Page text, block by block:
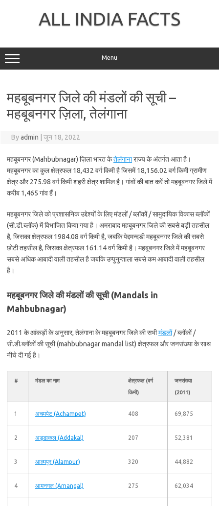
ALL INDIA FACTS
Menu
महबूबनगर जिले की मंडलों की सूची –
महबूबनगर ज़िला, तेलंगाना
Byadmin जून 18, 2022
महबूबनगर (Mahbubnagar) ज़िला भारत केतेलंगानाराज्य के अंतर्गत आता है।
महबूबनगर का कुल क्षेत्रफल 18,432 वर्ग किमी है जिसमें 18,156.02 वर्ग किमी ग्रामीण
क्षेत्र और 275.98 वर्ग किमी शहरी क्षेत्र शामिल है। गांवों की बात करें तो महबूबनगर जिले में
करीब 1,465 गांव हैं।
महबूबनगर जिले को प्रशासनिक उद्देश्यों के लिए मंडलों / ब्लॉकों / सामुदायिक विकास ब्लॉकों
(सी.डी.ब्लॉक) में विभाजित किया गया है। अमराबाद महबूबनगर जिले की सबसे बड़ी तहसील
है, जिसका क्षेत्रफल 1984.08 वर्ग किमी है, जबकि पेद्दमन्दडी महबूबनगर जिले की सबसे
छोटी तहसील है, जिसका क्षेत्रफल 161.14 वर्ग किमी है। महबूबनगर जिले में महबूबनगर
सबसे अधिक आबादी वाली तहसील है जबकि उप्पुनुन्ताला सबसे कम आबादी वाली तहसील
है।
महबूबनगर जिले की मंडलों की सूची (Mandals in
Mahbubnagar)
2011 के आंकड़ों के अनुसार, तेलंगाना के महबूबनगर जिले की सभीमंडलों/ ब्लॉकों /
सी.डी.ब्लॉकों की सूची (mahbubnagar mandal list) क्षेत्रफल और जनसंख्या के साथ
नीचे दी गई है।
# मंडल का नाम
क्षेत्रफल (वर्ग
किमी)
जनसंख्या
(2011)
1 अचमपेट (Achampet) 408 69,875
2 अड्डाकल (Addakal) 207 52,381
3 आल्मपूर (Alampur) 320 44,882
4 आमनगल (Amangal) 275 62,034